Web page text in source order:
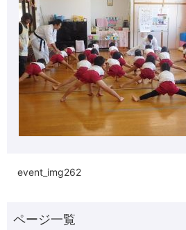
event_img262